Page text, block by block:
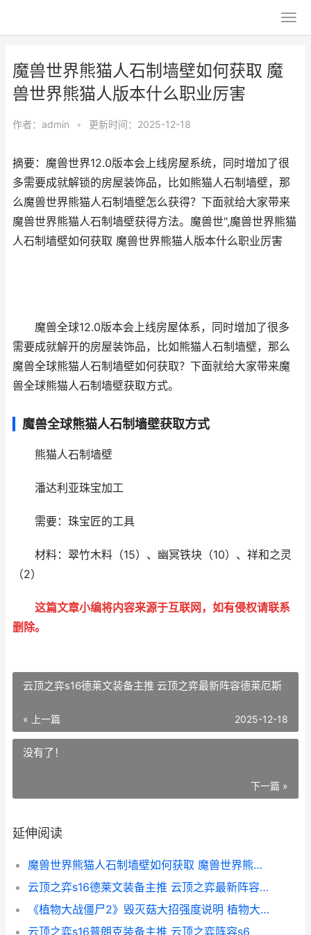
魔兽世界熊猫人石制墙壁如何获取 魔
兽世界熊猫人版本什么职业厉害
作者： admin • 更新时间：2025-12-18
摘要：魔兽世界12.0版本会上线房屋系统，同时增加了很
多需要成就解锁的房屋装饰品，比如熊猫人石制墙壁，那
么魔兽世界熊猫人石制墙壁怎么获得？下面就给大家带来
魔兽世界熊猫人石制墙壁获得方法。魔兽世",魔兽世界熊猫
人石制墙壁如何获取 魔兽世界熊猫人版本什么职业厉害
魔兽全球12.0版本会上线房屋体系，同时增加了很多
需要成就解开的房屋装饰品，比如熊猫人石制墙壁，那么
魔兽全球熊猫人石制墙壁如何获取？下面就给大家带来魔
兽全球熊猫人石制墙壁获取方式。
魔兽全球熊猫人石制墙壁获取方式
熊猫人石制墙壁
潘达利亚珠宝加工
需要：珠宝匠的工具
材料：翠竹木料（15）、幽冥铁块（10）、祥和之灵
（2）
这篇文章小编将内容来源于互联网，如有侵权请联系
删除。
云顶之弈s16德莱文装备主推 云顶之弈最新阵容德莱厄斯
« 上一篇 2025-12-18
没有了！
下一篇 »
延伸阅读
魔兽世界熊猫人石制墙壁如何获取 魔兽世界熊猫人版本什么职业厉害
云顶之弈s16德莱文装备主推 云顶之弈最新阵容德莱厄斯
《植物大战僵尸2》毁灭菇大招强度说明 植物大战僵尸无尽版
云顶之弈s16普朗克装备主推 云顶之弈阵容s6